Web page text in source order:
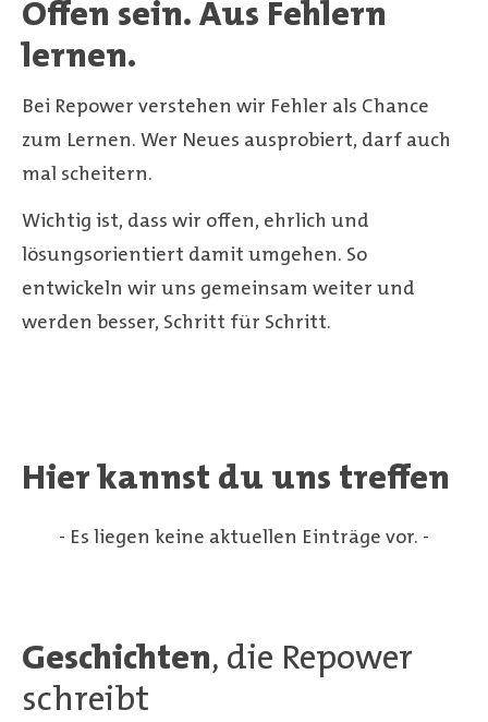
Offen sein. Aus Fehlern
lernen.
Bei Repower verstehen wir Fehler als Chance
zum Lernen. Wer Neues ausprobiert, darf auch
mal scheitern.
Wichtig ist, dass wir offen, ehrlich und
lösungsorientiert damit umgehen. So
entwickeln wir uns gemeinsam weiter und
werden besser, Schritt für Schritt.
Hier kannst du uns treffen
- Es liegen keine aktuellen Einträge vor. -
Geschichten, die Repower
schreibt